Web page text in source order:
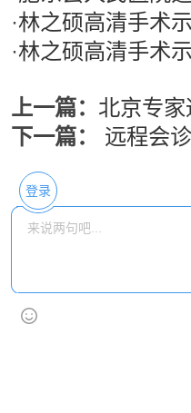
·林之硕高清手术
·林之硕高清手术
上一篇： 北京专
下一篇：
远程会
登录